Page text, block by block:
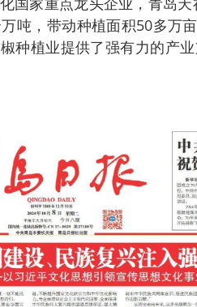
吨，带动种植面积50多万
种植业提供了强有力的产